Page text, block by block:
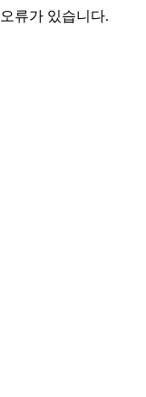
류가 있습니다.